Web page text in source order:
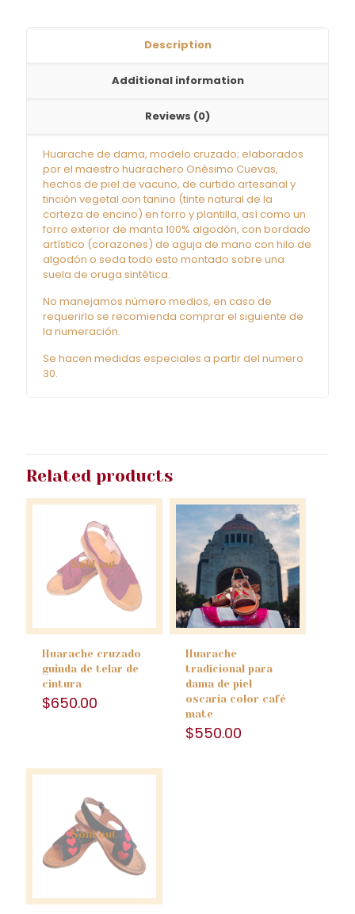
Description
Additional information
Reviews (0)
Huarache de dama, modelo cruzado; elaborados
por el maestro huarachero Onésimo Cuevas,
hechos de piel de vacuno, de curtido artesanal y
tinción vegetal con tanino (tinte natural de la
corteza de encino) en forro y plantilla, así como un
forro exterior de manta 100% algodón, con bordado
artístico (corazones) de aguja de mano con hilo de
algodón o seda todo esto montado sobre una
suela de oruga sintética.
No manejamos número medios, en caso de
requerirlo se recomienda comprar el siguiente de
la numeración.
Se hacen medidas especiales a partir del numero
30.
Related products
Sold out
Huarache cruzado
guinda de telar de
cintura
$650.00
Huarache
tradicional para
dama de piel
oscaria color café
mate
$550.00
Sold out